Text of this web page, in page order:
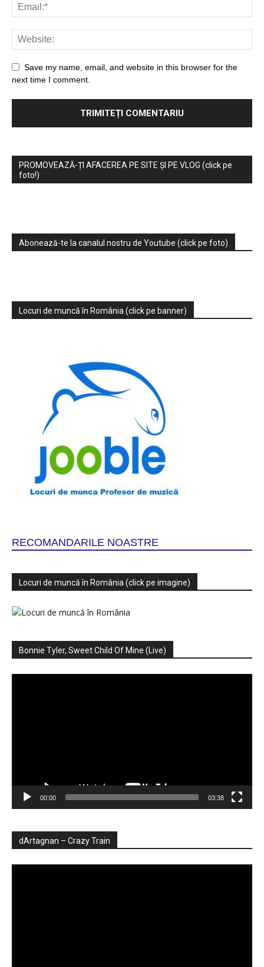
Save my name, email, and website in this browser for the
next time I comment.
PROMOVEAZĂ-ȚI AFACEREA PE SITE ȘI PE VLOG (click pe
foto!)
Abonează-te la canalul nostru de Youtube (click pe foto)
Locuri de muncă în România (click pe banner)
RECOMANDARILE NOASTRE
Locuri de muncă în România (click pe imagine)
Bonnie Tyler, Sweet Child Of Mine (Live)
00:00 03:38
dArtagnan – Crazy Train